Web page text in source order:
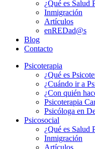
¿Qué es Salud
Inmigración
Artículos
enREDad@s
Blog
Contacto
Psicoterapia
¿Qué es
¿Cuándo ir a
¿Con quién
Psicoterapia
Psicóloga en
Psicosocial
¿Qué es Salud
Inmigración
Artículos